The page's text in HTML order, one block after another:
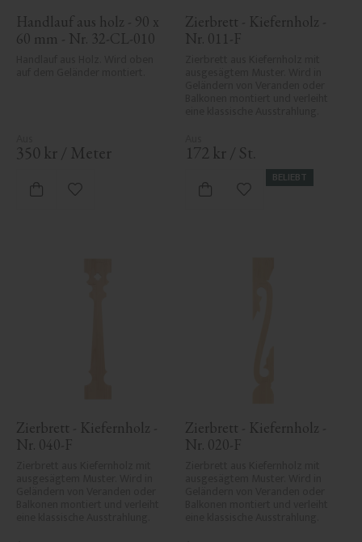
Handlauf aus holz - 90 x
60 mm - Nr. 32-CL-010
350 kr / Meter
Zu Favoriten hinzufügen
Zierbrett - Kiefernholz -
Nr. 011-F
172 kr / St.
BELIEBT
Zu Favoriten
Zierbrett - Kiefernholz -
Nr. 040-F
Zierbrett - Kiefernholz -
Nr. 020-F